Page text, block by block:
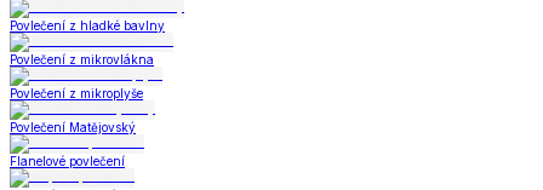
Povlečení z hladké bavlny
Povlečení z mikrovlákna
Povlečení z mikroplyše
Povlečení Matějovský
Flanelové povlečení